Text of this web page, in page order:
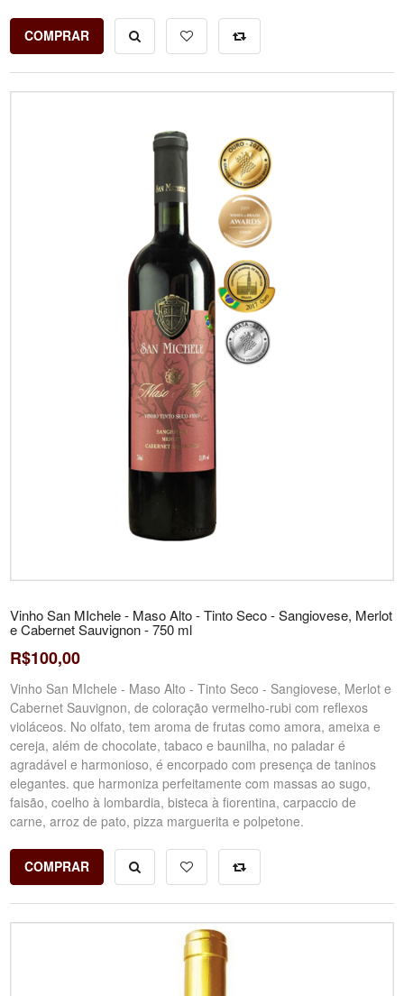
COMPRAR
Vinho San MIchele - Maso Alto - Tinto Seco - Sangiovese, Merlot
e Cabernet Sauvignon - 750 ml
R$100,00
Vinho San MIchele - Maso Alto - Tinto Seco - Sangiovese, Merlot e
Cabernet Sauvignon, de coloração vermelho-rubi com reflexos
violáceos. No olfato, tem aroma de frutas como amora, ameixa e
cereja, além de chocolate, tabaco e baunilha, no paladar é
agradável e harmonioso, é encorpado com presença de taninos
elegantes. que harmoniza perfeitamente com massas ao sugo,
faisão, coelho à lombardia, bisteca à fiorentina, carpaccio de
carne, arroz de pato, pizza marguerita e polpetone.
COMPRAR